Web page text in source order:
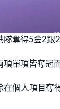
隊奪得5金2
單項皆奪冠
個人項目